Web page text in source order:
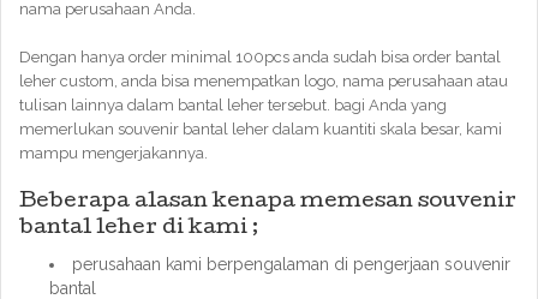
nama perusahaan Anda.
Dengan hanya order minimal 100pcs anda sudah bisa order bantal
leher custom, anda bisa menempatkan logo, nama perusahaan atau
tulisan lainnya dalam bantal leher tersebut. bagi Anda yang
memerlukan souvenir bantal leher dalam kuantiti skala besar, kami
mampu mengerjakannya.
Beberapa alasan kenapa memesan souvenir
bantal leher di kami ;
perusahaan kami berpengalaman di pengerjaan souvenir
bantal